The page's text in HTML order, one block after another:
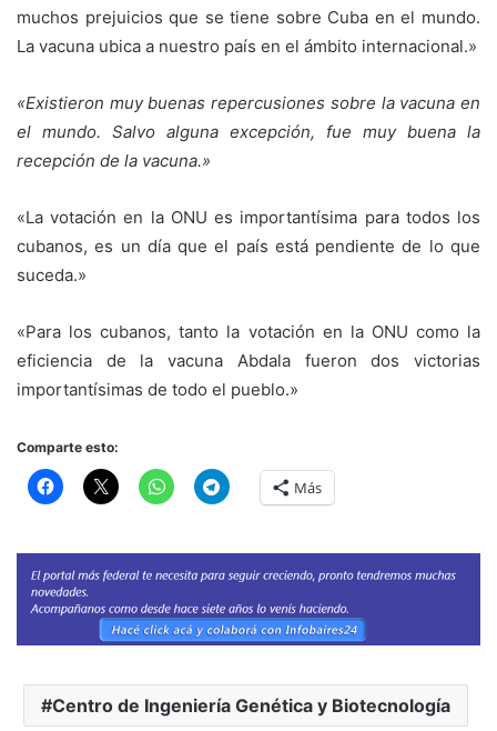
muchos prejuicios que se tiene sobre Cuba en el mundo.
La vacuna ubica a nuestro país en el ámbito internacional.»
«Existieron muy buenas repercusiones sobre la vacuna en
el mundo. Salvo alguna excepción, fue muy buena la
recepción de la vacuna.»
«La votación en la ONU es importantísima para todos los
cubanos, es un día que el país está pendiente de lo que
suceda.»
«Para los cubanos, tanto la votación en la ONU como la
eficiencia de la vacuna Abdala fueron dos victorias
importantísimas de todo el pueblo.»
Comparte esto:
Más
Centro de Ingeniería Genética y Biotecnología